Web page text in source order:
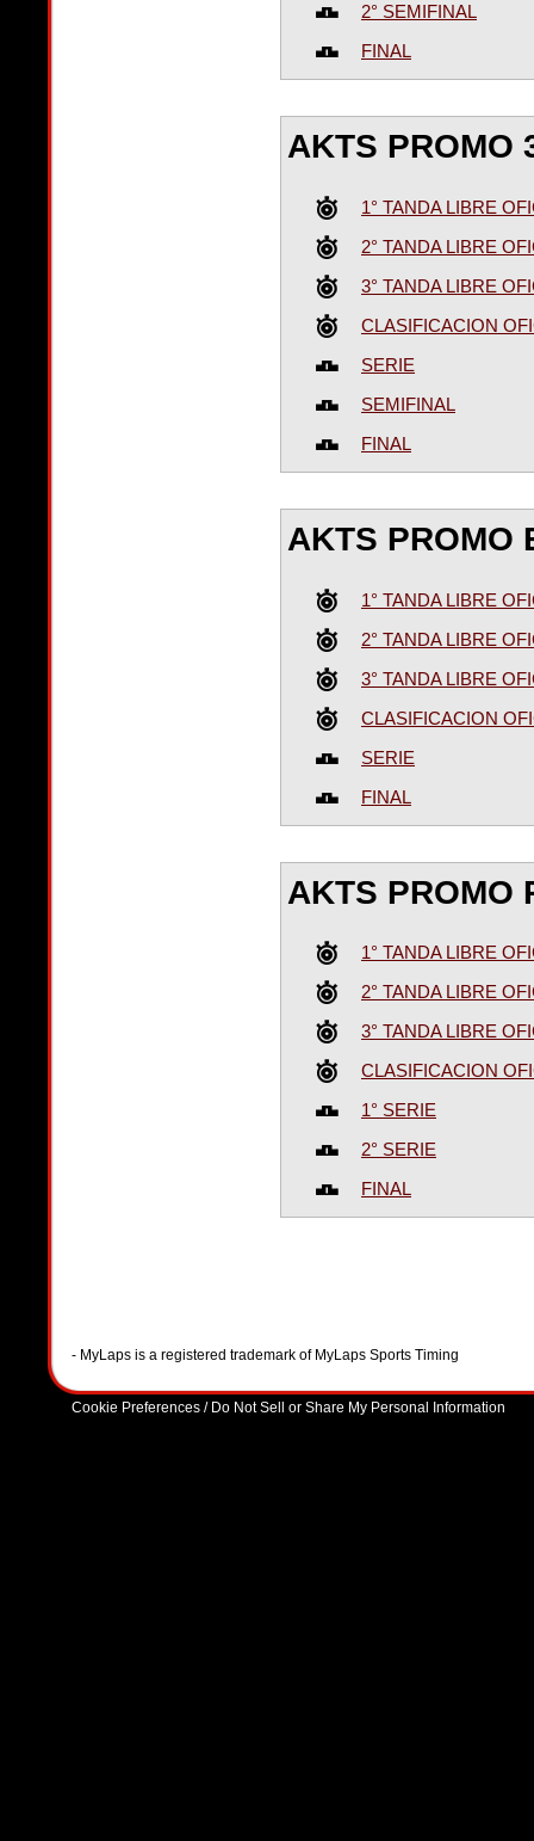
2° SEMIFINAL
FINAL
AKTS PROMO
1° TANDA LIBRE
2° TANDA LIBRE
3° TANDA LIBRE
CLASIFICACION
SERIE
SEMIFINAL
FINAL
AKTS PROMO
1° TANDA LIBRE
2° TANDA LIBRE
3° TANDA LIBRE
CLASIFICACION
SERIE
FINAL
AKTS PROMO
1° TANDA LIBRE
2° TANDA LIBRE
3° TANDA LIBRE
CLASIFICACION
1° SERIE
2° SERIE
FINAL
- MyLaps is a registered trademark of MyLaps Sports Timing
Cookie Preferences / Do Not Sell or Share My Personal Information